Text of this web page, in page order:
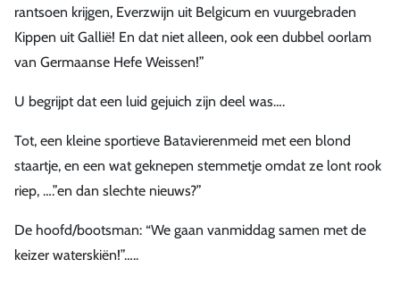
rantsoen krijgen, Everzwijn uit Belgicum en vuurgebraden
Kippen uit Gallië! En dat niet alleen, ook een dubbel oorlam
van Germaanse Hefe Weissen!”
U begrijpt dat een luid gejuich zijn deel was….
Tot, een kleine sportieve Batavierenmeid met een blond
staartje, en een wat geknepen stemmetje omdat ze lont rook
riep, ….”en dan slechte nieuws?”
De hoofd/bootsman: “We gaan vanmiddag samen met de
keizer waterskiën!”…..